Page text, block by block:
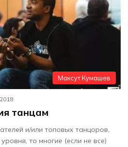
Максут Кумашев
танцам
и/или топовых танцоров,
то многие (если не все)